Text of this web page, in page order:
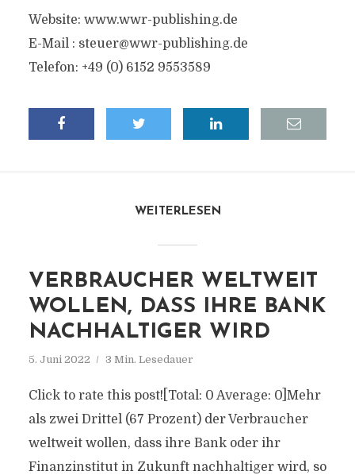
Website: www.wwr-publishing.de
E-Mail : steuer@wwr-publishing.de
Telefon: +49 (0) 6152 9553589
WEITERLESEN
VERBRAUCHER WELTWEIT
WOLLEN, DASS IHRE BANK
NACHHALTIGER WIRD
5. Juni 2022 3 Min. Lesedauer
Click to rate this post![Total: 0 Average: 0]Mehr
als zwei Drittel (67 Prozent) der Verbraucher
weltweit wollen, dass ihre Bank oder ihr
Finanzinstitut in Zukunft nachhaltiger wird, so